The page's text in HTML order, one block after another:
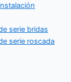
serie bridas
serie roscada